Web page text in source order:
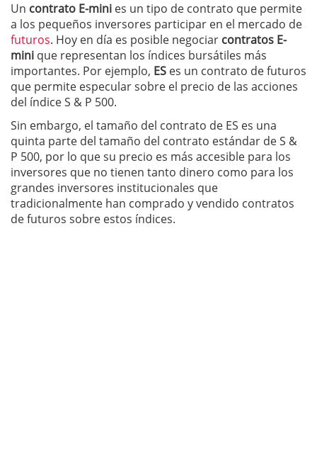
Un contrato E-mini es un tipo de contrato que permite
a los pequeños inversores participar en el mercado de
futuros. Hoy en día es posible negociar contratos E-
mini que representan los índices bursátiles más
importantes. Por ejemplo, ES es un contrato de futuros
que permite especular sobre el precio de las acciones
del índice S & P 500.
Sin embargo, el tamaño del contrato de ES es una
quinta parte del tamaño del contrato estándar de S &
P 500, por lo que su precio es más accesible para los
inversores que no tienen tanto dinero como para los
grandes inversores institucionales que
tradicionalmente han comprado y vendido contratos
de futuros sobre estos índices.